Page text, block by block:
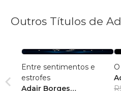
Outros Títulos de
Entre sentimentos e
estrofes
Adair Borges